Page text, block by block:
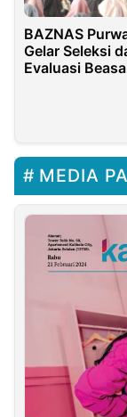
BAZNAS
Gelar Seleksi
Evaluasi
MEDIA